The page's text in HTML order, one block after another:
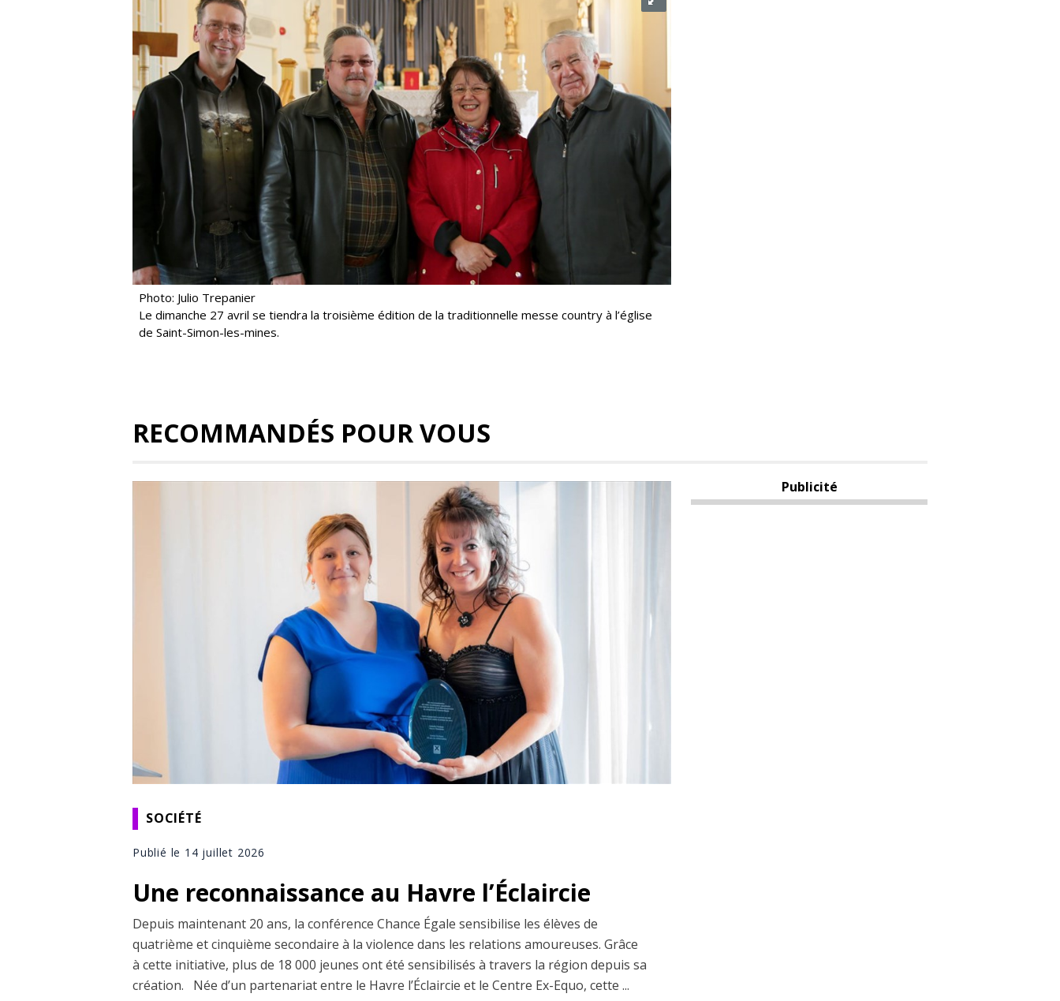
Photo: Julio Trepanier
Le dimanche 27 avril se tiendra la troisième édition de la traditionnelle messe country à l’église
de Saint-Simon-les-mines.
RECOMMANDÉS POUR VOUS
SOCIÉTÉ
Publié le 14 juillet 2026
Une reconnaissance au Havre l’Éclaircie
Depuis maintenant 20 ans, la conférence Chance Égale sensibilise les élèves de
quatrième et cinquième secondaire à la violence dans les relations amoureuses. Grâce
à cette initiative, plus de 18 000 jeunes ont été sensibilisés à travers la région depuis sa
création. Née d’un partenariat entre le Havre l’Éclaircie et le Centre Ex-Equo, cette ...
Publicité